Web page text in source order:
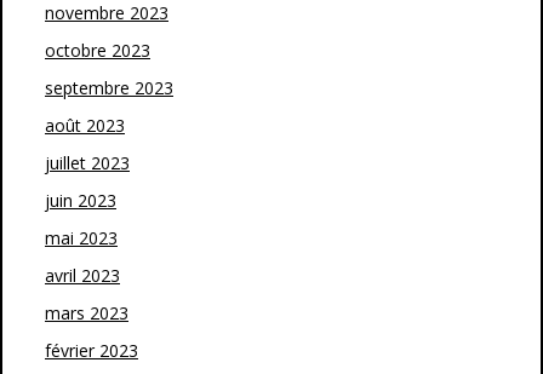
novembre 2023
octobre 2023
septembre 2023
août 2023
juillet 2023
juin 2023
mai 2023
avril 2023
mars 2023
février 2023